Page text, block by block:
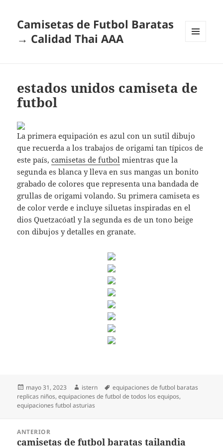
Camisetas de Futbol Baratas
→ Calidad Thai AAA
estados unidos camiseta de
futbol
La primera equipación es azul con un sutil dibujo
que recuerda a los trabajos de origami tan típicos de
este país,camisetas de futbol mientras que la
segunda es blanca y lleva en sus mangas un bonito
grabado de colores que representa una bandada de
grullas de origami volando. Su primera camiseta es
de color verde e incluye siluetas inspiradas en el
dios Quetzacóatl y la segunda es de un tono beige
con dibujos y detalles en granate.
Publicado
el
mayo 31, 2023 Autor
istern Etiquetas
equipaciones de futbol baratas
replicas niños,equipaciones de futbol de todos los equipos,
equipaciones futbol asturias
ANTERIOR
Entrada
camisetas de futbol baratas tailandia